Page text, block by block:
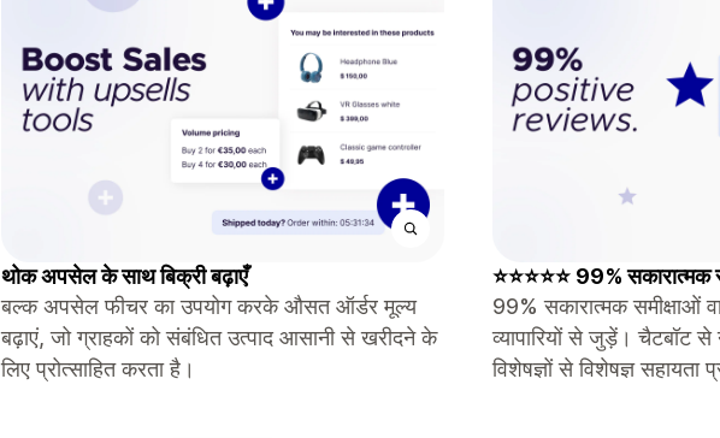
थोक अपसेल के साथ बिक्री बढ़ाएँ
बल्क अपसेल फीचर का उपयोग करके औसत ऑर्डर मूल्य
बढ़ाएं, जो ग्राहकों को संबंधित उत्पाद आसानी से खरीदने के
लिए प्रोत्साहित करता है।
⭐⭐⭐⭐⭐ 99% सकारात्मक
99% सकारात्मक
व्यापारियों से जुड़ें। चैटबॉट से
विशेषज्ञों से विशेषज्ञ सहायता